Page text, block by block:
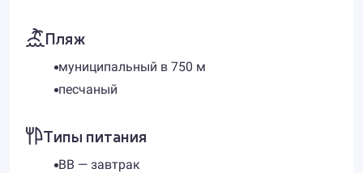
Пляж
муниципальный в 750 м
песчаный
Типы питания
BB — завтрак